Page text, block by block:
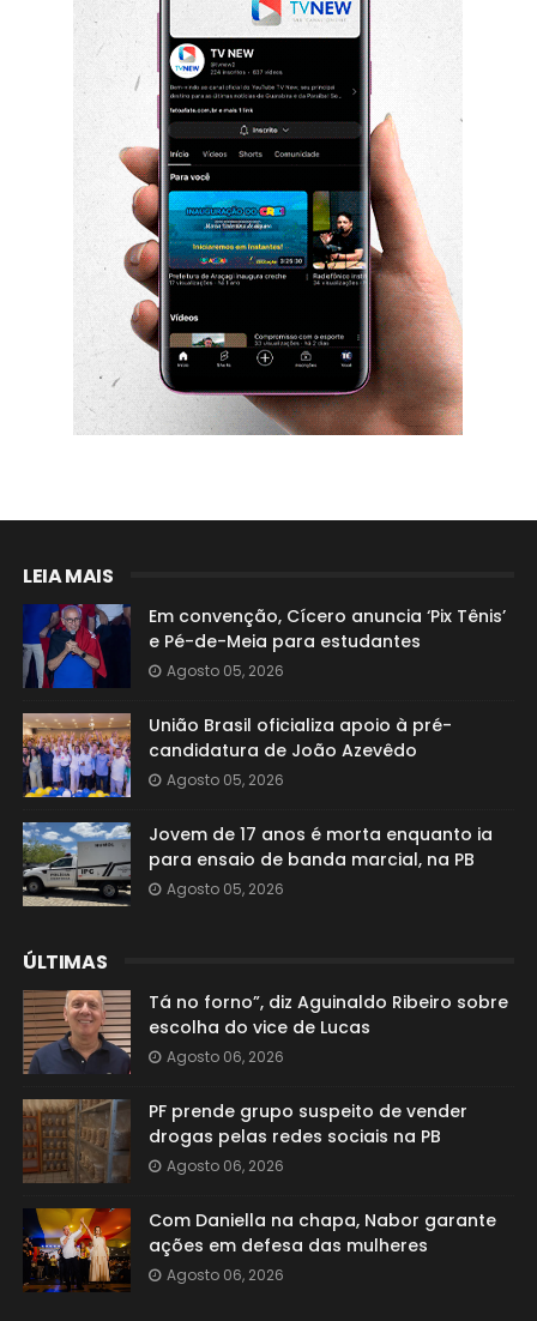
LEIA MAIS
Em convenção, Cícero anuncia ‘Pix Tênis’
e Pé-de-Meia para estudantes
Agosto 05, 2026
União Brasil oficializa apoio à pré-
candidatura de João Azevêdo
Agosto 05, 2026
Jovem de 17 anos é morta enquanto ia
para ensaio de banda marcial, na PB
Agosto 05, 2026
ÚLTIMAS
Tá no forno”, diz Aguinaldo Ribeiro sobre
escolha do vice de Lucas
Agosto 06, 2026
PF prende grupo suspeito de vender
drogas pelas redes sociais na PB
Agosto 06, 2026
Com Daniella na chapa, Nabor garante
ações em defesa das mulheres
Agosto 06, 2026